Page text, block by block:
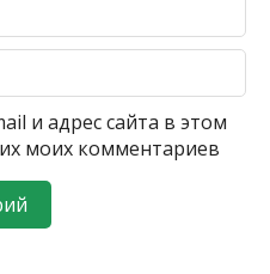
и адрес сайта в этом
моих комментариев